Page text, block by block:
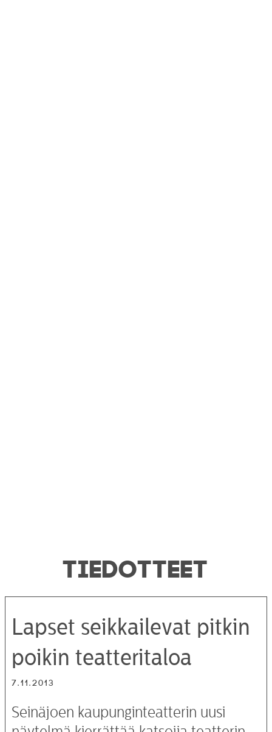
TIEDOTTEET
Lapset seikkailevat pitkin
poikin teatteritaloa
7.11.2013
Seinäjoen kaupunginteatterin uusi